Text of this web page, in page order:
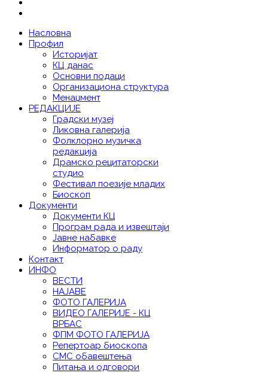
Насловна
Профил
Историјат
КЦ данас
Основни подаци
Организациона структура
Менаџмент
РЕДАКЦИЈЕ
Градски музеј
Ликовна галерија
Фолклорно музичка
редакција
Драмско рецитаторски
студио
Фестивал поезије младих
Биоскоп
Документи
Документи КЦ
Програм рада и извештаји
Јавне набавке
Информатор о раду
Контакт
ИНФО
ВЕСТИ
НАЈАВЕ
ФОТО ГАЛЕРИЈА
ВИДЕО ГАЛЕРИЈE - КЦ
ВРБАС
ФПМ ФОТО ГАЛЕРИЈА
Репертоар биоскопа
СМС обавештења
Питања и одговори